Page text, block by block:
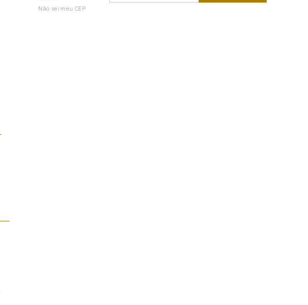
Não sei meu CEP